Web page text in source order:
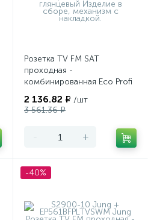
Розетка TV FM SAT
проходная -
комбинированная Eco Profi
глянцевый
2 136.82 ₽ /шт
3 561.36 ₽
- +
-40%